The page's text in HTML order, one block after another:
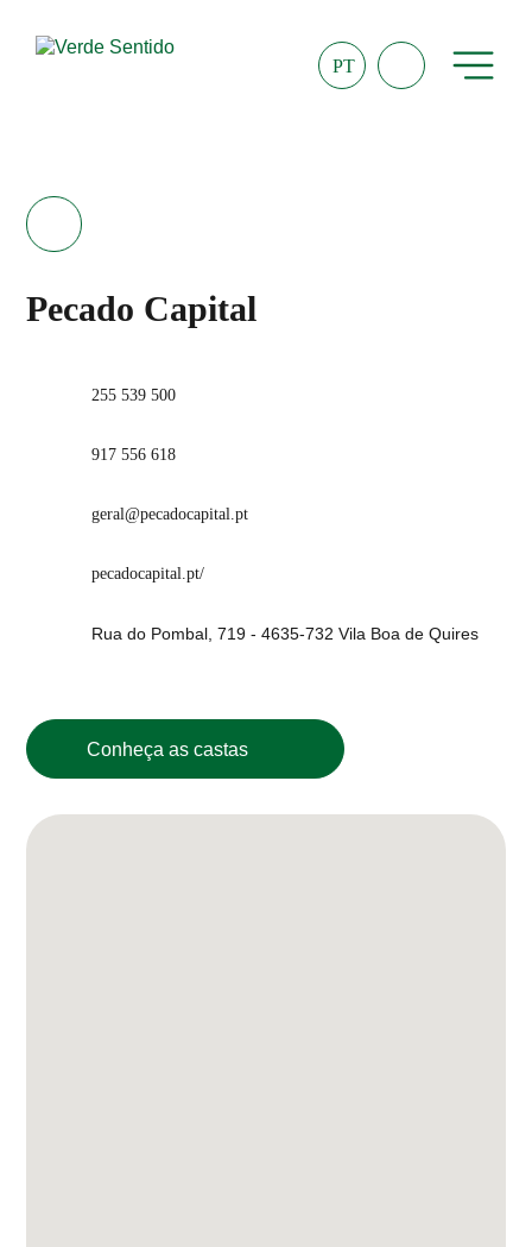
PT
Pecado Capital
255 539 500
917 556 618
geral@pecadocapital.pt
pecadocapital.pt/
Rua do Pombal, 719 - 4635-732 Vila Boa de Quires
Conheça as castas